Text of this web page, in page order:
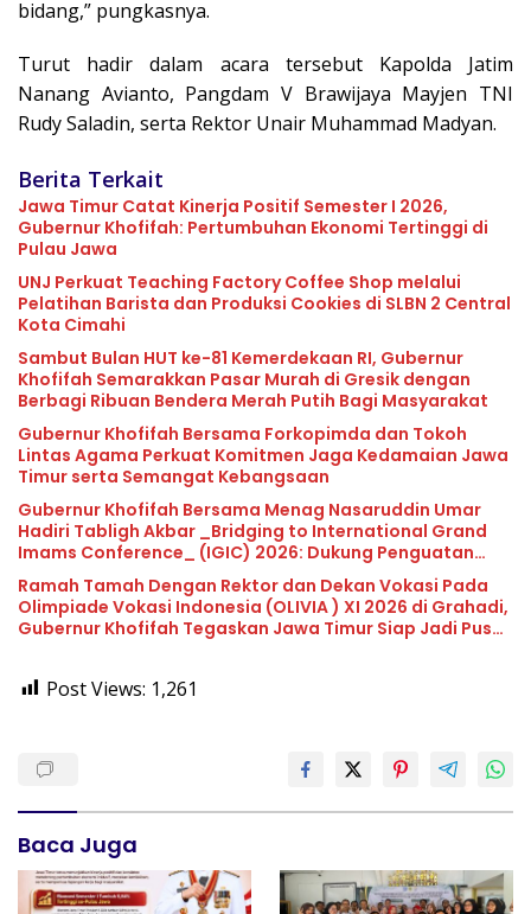
bidang,” pungkasnya.
Turut hadir dalam acara tersebut Kapolda Jatim
Nanang Avianto, Pangdam V Brawijaya Mayjen TNI
Rudy Saladin, serta Rektor Unair Muhammad Madyan.
Berita Terkait
Jawa Timur Catat Kinerja Positif Semester I 2026,
Gubernur Khofifah: Pertumbuhan Ekonomi Tertinggi di
Pulau Jawa
UNJ Perkuat Teaching Factory Coffee Shop melalui
Pelatihan Barista dan Produksi Cookies di SLBN 2 Central
Kota Cimahi
Sambut Bulan HUT ke-81 Kemerdekaan RI, Gubernur
Khofifah Semarakkan Pasar Murah di Gresik dengan
Berbagi Ribuan Bendera Merah Putih Bagi Masyarakat
Gubernur Khofifah Bersama Forkopimda dan Tokoh
Lintas Agama Perkuat Komitmen Jaga Kedamaian Jawa
Timur serta Semangat Kebangsaan
Gubernur Khofifah Bersama Menag Nasaruddin Umar
Hadiri Tabligh Akbar _Bridging to International Grand
Imams Conference_ (IGIC) 2026: Dukung Penguatan
Peran Masjid sebagai Pusat Peradaban, Diplomasi
Keagamaan dan Perdamaian Global
Ramah Tamah Dengan Rektor dan Dekan Vokasi Pada
Olimpiade Vokasi Indonesia (OLIVIA ) XI 2026 di Grahadi,
Gubernur Khofifah Tegaskan Jawa Timur Siap Jadi Pusat
Post Views: 1,261
Baca Juga